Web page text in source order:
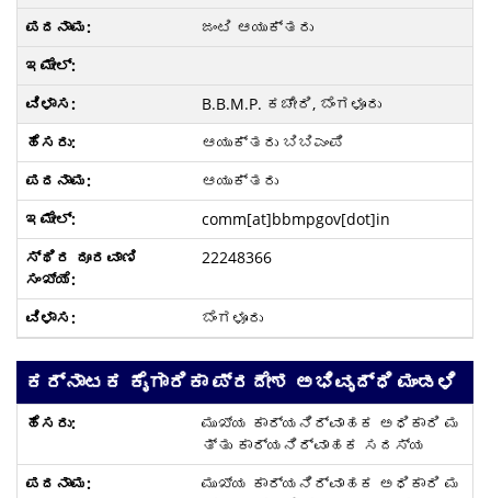
ಜಂಟಿ ಆಯುಕ್ತರು
B.B.M.P. ಕಚೇರಿ, ಬೆಂಗಳೂರು
ಆಯುಕ್ತರು ಬಿಬಿಎಂಪಿ
ಆಯುಕ್ತರು
comm[at]bbmpgov[dot]in
22248366
ಬೆಂಗಳೂರು
ಕರ್ನಾಟಕ ಕೈಗಾರಿಕಾ ಪ್ರದೇಶ ಅಭಿವೃದ್ಧಿ ಮಂಡಳಿ
ಮುಖ್ಯ ಕಾರ್ಯನಿರ್ವಾಹಕ ಅಧಿಕಾರಿ ಮ
ತ್ತು ಕಾರ್ಯನಿರ್ವಾಹಕ ಸದಸ್ಯ
ಮುಖ್ಯ ಕಾರ್ಯನಿರ್ವಾಹಕ ಅಧಿಕಾರಿ ಮ